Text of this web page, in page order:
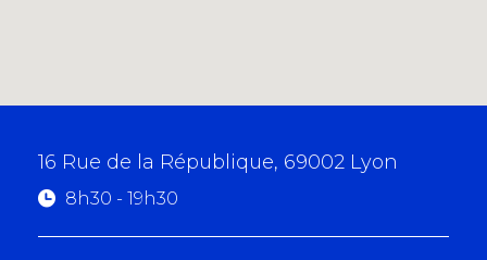
16 Rue de la République, 69002 Lyon
m 8h30 - 19h30